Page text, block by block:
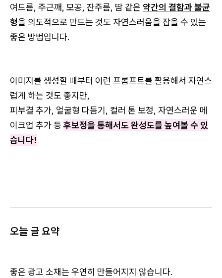
여드름, 주근깨, 모공, 잔주름, 땀 같은 약간의 결함과 불균
형을 의도적으로 만드는 것도 자연스러움을 잡을 수 있는
좋은 방법입니다.
이미지를 생성할 때부터 이런 프롬프트를 활용해서 자연스
럽게 하는 것도 좋지만,
피부결 추가, 얼굴형 다듬기, 컬러 톤 보정, 자연스러운 메
이크업 추가 등후보정을 통해서도 완성도를 높여볼 수 있
습니다!
오늘 글 요약
좋은 광고 소재는 우연히 만들어지지 않습니다.